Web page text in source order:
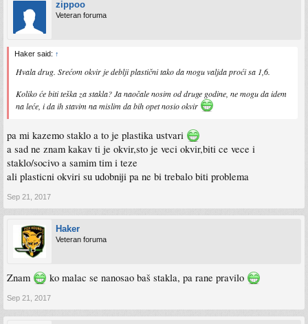
zippoo
Veteran foruma
Haker said: ↑
Hvala drug. Srećom okvir je deblji plastični tako da mogu valjda proći sa 1,6.
Koliko će biti teška za stakla? Ja naočale nosim od druge godine, ne mogu da idem
na leće, i da ih stavim na mislim da bih opet nosio okvir
pa mi kazemo staklo a to je plastika ustvari
a sad ne znam kakav ti je okvir,sto je veci okvir,biti ce vece i
staklo/socivo a samim tim i teze
ali plasticni okviri su udobniji pa ne bi trebalo biti problema
Sep 21, 2017
Haker
Veteran foruma
Znam ko malac se nanosao baš stakla, pa rane pravilo
Sep 21, 2017